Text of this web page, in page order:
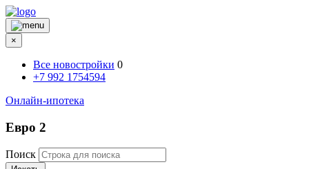
×
Все новостройки 0
+7 992 1754594
Онлайн-ипотека
Евро 2
Поиск